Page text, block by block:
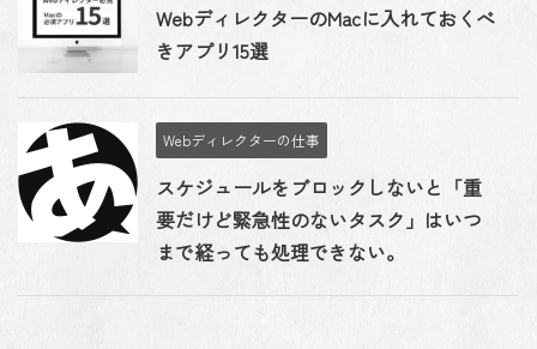
WebディレクターのMacに入れておくべ
きアプリ15選
Webディレクターの仕事
スケジュールをブロックしないと「重
要だけど緊急性のないタスク」はいつ
まで経っても処理できない。